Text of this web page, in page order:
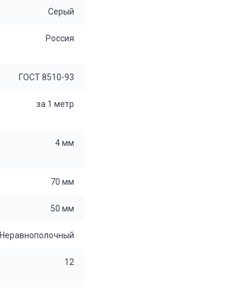
Серый
Россия
ГОСТ 8510-93
за 1 метр
4 мм
70 мм
50 мм
Неравнополочный
12